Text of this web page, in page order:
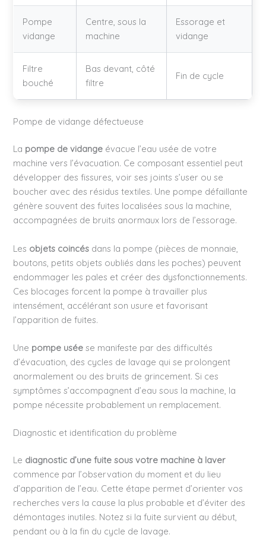
Pompe
vidange
Centre, sous la
machine
Essorage et
vidange
Filtre
bouché
Bas devant, côté
filtre
Fin de cycle
Pompe de vidange défectueuse
La pompe de vidange évacue l’eau usée de votre
machine vers l’évacuation. Ce composant essentiel peut
développer des fissures, voir ses joints s’user ou se
boucher avec des résidus textiles. Une pompe défaillante
génère souvent des fuites localisées sous la machine,
accompagnées de bruits anormaux lors de l’essorage.
Les objets coincés dans la pompe (pièces de monnaie,
boutons, petits objets oubliés dans les poches) peuvent
endommager les pales et créer des dysfonctionnements.
Ces blocages forcent la pompe à travailler plus
intensément, accélérant son usure et favorisant
l’apparition de fuites.
Une pompe usée se manifeste par des difficultés
d’évacuation, des cycles de lavage qui se prolongent
anormalement ou des bruits de grincement. Si ces
symptômes s’accompagnent d’eau sous la machine, la
pompe nécessite probablement un remplacement.
Diagnostic et identification du problème
Le diagnostic d’une fuite sous votre machine à laver
commence par l’observation du moment et du lieu
d’apparition de l’eau. Cette étape permet d’orienter vos
recherches vers la cause la plus probable et d’éviter des
démontages inutiles. Notez si la fuite survient au début,
pendant ou à la fin du cycle de lavage.